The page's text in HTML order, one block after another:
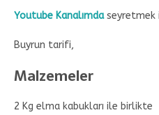
Youtube Kanalımdaseyretmek
Buyrun tarifi,
Malzemeler
2 Kg elma kabukları ile birlikte